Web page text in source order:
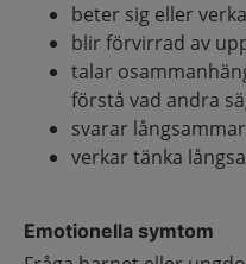
beter sig eller
blir förvirrad av
talar
förstå vad andra
svarar
verkar tänka
Emotionella symtom